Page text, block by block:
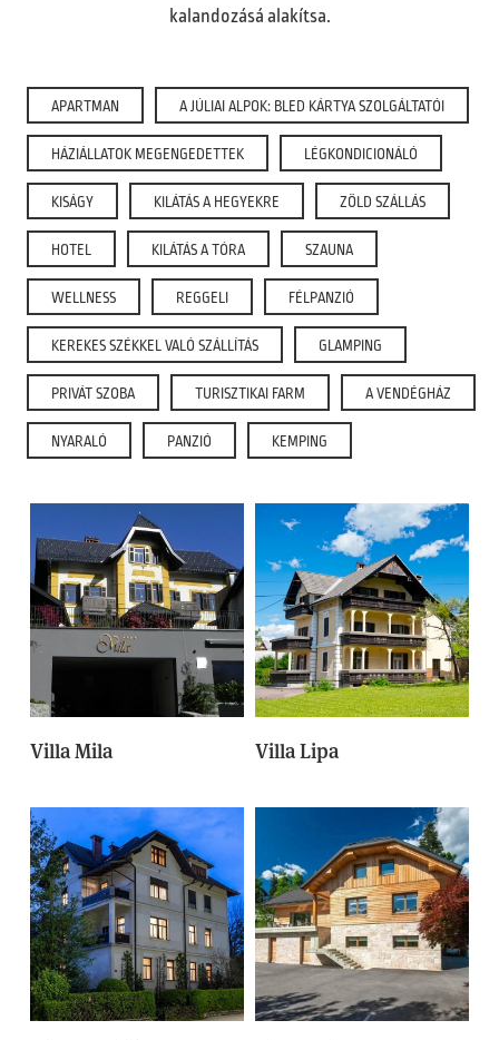
kalandozásá alakítsa.
APARTMAN A JÚLIAI ALPOK: BLED KÁRTYA SZOLGÁLTATÓI
HÁZIÁLLATOK MEGENGEDETTEK LÉGKONDICIONÁLÓ
KISÁGY KILÁTÁS A HEGYEKRE ZÖLD SZÁLLÁS
HOTEL KILÁTÁS A TÓRA SZAUNA
WELLNESS REGGELI FÉLPANZIÓ
KEREKES SZÉKKEL VALÓ SZÁLLÍTÁS GLAMPING
PRIVÁT SZOBA TURISZTIKAI FARM A VENDÉGHÁZ
NYARALÓ PANZIÓ KEMPING
Villa Mila Villa Lipa